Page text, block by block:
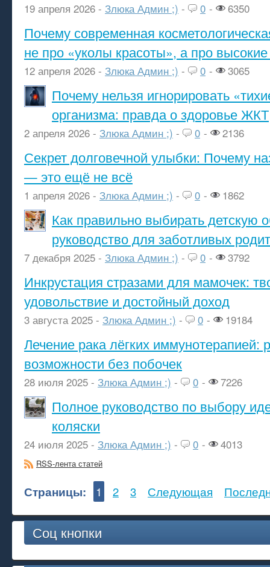
19 апреля 2026 - Злюка Админ ;) - 0 - 6350
Почему современная
не про «уколы красоты», а про высокие
12 апреля 2026 - Злюка Админ ;) - 0 - 3065
Почему нельзя игнорировать
организма: правда о здоровье ЖКТ
2 апреля 2026 - Злюка Админ ;) - 0 - 2136
Секрет долговечной улыбки: Почему
— это ещё не всё
1 апреля 2026 - Злюка Админ ;) - 0 - 1862
Как правильно выбирать детскую
руководство для заботливых
7 декабря 2025 - Злюка Админ ;) - 0 - 3792
Инкрустация стразами для мамочек:
удовольствие и достойный доход
3 августа 2025 - Злюка Админ ;) - 0 - 19184
Лечение рака лёгких иммунотерапией:
возможности без побочек
28 июля 2025 - Злюка Админ ;) - 0 - 7226
Полное руководство по выбору
коляски
24 июля 2025 - Злюка Админ ;) - 0 - 4013
RSS-лента статей
Страницы: 1 2 3 Следующая
Соц кнопки